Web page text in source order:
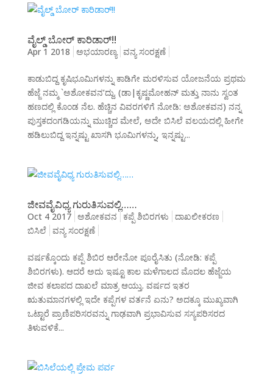
ವೈಲ್ಡ್ ಬೋರ್ ಕಾರಿಡಾರ್!!
Apr 1 2018 ಅಭಯಾರಣ್ಯ ವನ್ಯ ಸಂರಕ್ಷಣೆ
ಕಾಡುಬಿದ್ದ ಕೃಷಿಭೂಮಿಗಳನ್ನು ಕಾಡಿಗೇ ಮರಳಿಸುವ ಯೋಜನೆಯ ಪ್ರಥಮ
ಹೆಜ್ಜೆ ನಮ್ಮ `ಅಶೋಕವನ’ದ್ದು. (ಡಾ|ಕೃಷ್ಣಮೋಹನ್ ಮತ್ತು ನಾನು ಸ್ವಂತ
ಹಣದಲ್ಲಿ ಕೊಂಡ ನೆಲ. ಹೆಚ್ಚಿನ ವಿವರಗಳಿಗೆ ನೋಡಿ: ಅಶೋಕವನ) ನನ್ನ
ಪುಸ್ತಕದಂಗಡಿಯನ್ನು ಮುಚ್ಚಿದ ಮೇಲೆ, ಅದೇ ಬಿಸಿಲೆ ವಲಯದಲ್ಲಿ ಹೀಗೇ
ಹಡಿಲುಬಿದ್ದ ಇನ್ನಷ್ಟು ಖಾಸಗಿ ಭೂಮಿಗಳನ್ನು, ಇನ್ನಷ್ಟು...
ಜೀವವೈವಿಧ್ಯ ಗುರುತಿಸುವಲ್ಲಿ……
Oct 4 2017 ಅಶೋಕವನ ಕಪ್ಪೆ ಶಿಬಿರಗಳು ದಾಖಲೀಕರಣ
ಬಿಸಿಲೆ ವನ್ಯ ಸಂರಕ್ಷಣೆ
ವರ್ಷಕ್ಕೊಂದು ಕಪ್ಪೆ ಶಿಬಿರ ಆರೇನೋ ಪೂರೈಸಿತು (ನೋಡಿ: ಕಪ್ಪೆ
ಶಿಬಿರಗಳು). ಆದರೆ ಅದು ಇಷ್ಟೂ ಕಾಲ ಮಳೆಗಾಲದ ಮೊದಲ ಹೆಜ್ಜೆಯ
ಜೀವ ಕಲಾಪದ ದಾಖಲೆ ಮಾತ್ರ ಆಯ್ತು. ವರ್ಷದ ಇತರ
ಋತುಮಾನಗಳಲ್ಲಿ ಇದೇ ಕಪ್ಪೆಗಳ ವರ್ತನೆ ಏನು? ಅದಕ್ಕೂ ಮುಖ್ಯವಾಗಿ
ಒಟ್ಟಾರೆ ಪ್ರಾಣಿಪರಿಸರವನ್ನು ಗಾಢವಾಗಿ ಪ್ರಭಾವಿಸುವ ಸಸ್ಯಪರಿಸರದ
ತಿಳುವಳಿಕೆ...